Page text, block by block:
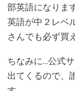
部英語になりま
英語が中２レベ
さんでも必ず買
ちなみに…公式
出てくるので、